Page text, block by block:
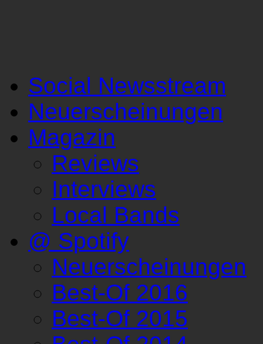
Social Newsstream
Neuerscheinungen
Magazin
Reviews
Interviews
Local Bands
@ Spotify
Neuerscheinungen
Best-Of 2016
Best-Of 2015